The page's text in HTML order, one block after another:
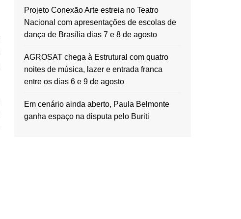
Projeto Conexão Arte estreia no Teatro
Nacional com apresentações de escolas de
dança de Brasília dias 7 e 8 de agosto
AGROSAT chega à Estrutural com quatro
noites de música, lazer e entrada franca
entre os dias 6 e 9 de agosto
Em cenário ainda aberto, Paula Belmonte
ganha espaço na disputa pelo Buriti